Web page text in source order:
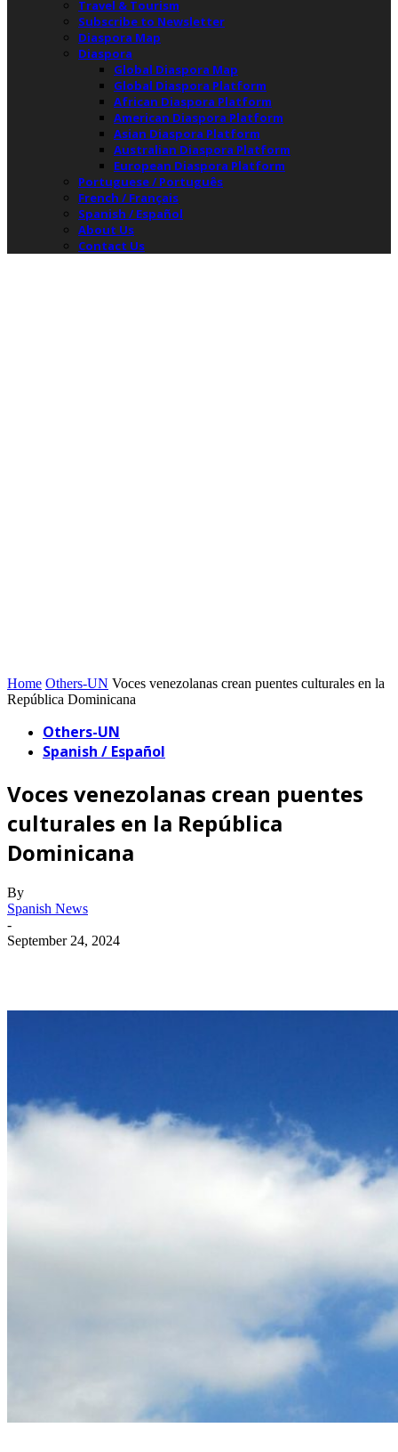
Travel & Tourism
Subscribe to Newsletter
Diaspora Map
Diaspora
Global Diaspora Map
Global Diaspora Platform
African Diaspora Platform
American Diaspora Platform
Asian Diaspora Platform
Australian Diaspora Platform
European Diaspora Platform
Portuguese / Português
French / Français
Spanish / Español
About Us
Contact Us
Home Others-UN Voces venezolanas crean puentes culturales en la
República Dominicana
Others-UN
Spanish / Español
Voces venezolanas crean puentes
culturales en la República
Dominicana
By
Spanish News
-
September 24, 2024